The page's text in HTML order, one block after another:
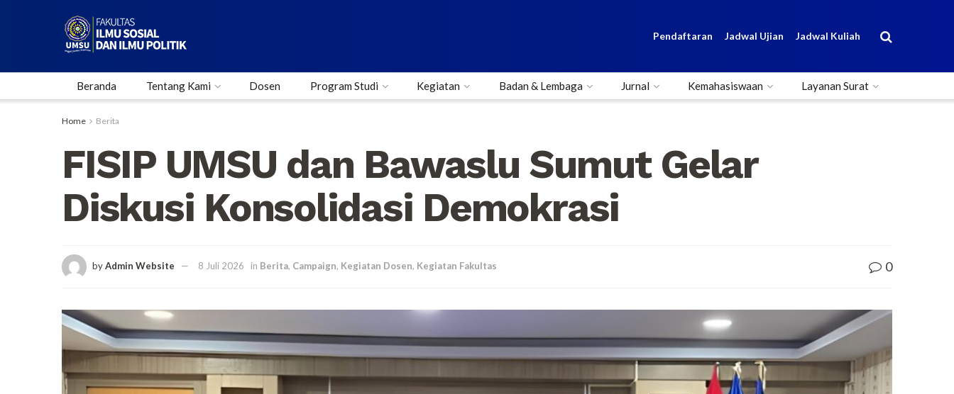
Pendaftaran Jadwal Ujian Jadwal Kuliah
Beranda Tentang Kami Dosen Program Studi Kegiatan Badan & Lembaga Jurnal Kemahasiswaan Layanan Surat
Home Berita
FISIP UMSU dan Bawaslu Sumut Gelar
Diskusi Konsolidasi Demokrasi
byAdmin Website 8 Juli 2026 in Berita, Campaign, Kegiatan Dosen, Kegiatan Fakultas 0